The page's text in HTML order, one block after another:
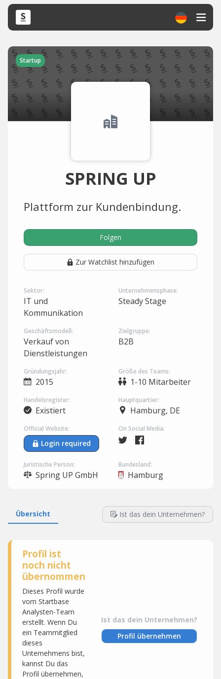
Startup
SPRING UP
Plattform zur Kundenbindung.
Folgen
Zur Watchlist hinzufügen
Sektor:
IT und
Kommunikation
Unternehmensphase:
Steady Stage
Geschäftsmodell:
Verkauf von
Dienstleistungen
Zielgruppe:
B2B
Gründungsjahr:
2015
Größe des Teams:
1-10 Mitarbeiter
Handelsregister:
Existiert
Hauptquartier:
Hamburg, DE
Official Website:
Login required
On Social Media:
Juristische Person:
Spring UP GmbH
Bundesland:
Hamburg
Übersicht Ist das dein Unternehmen?
Profil ist
noch nicht
übernommen
Dieses Profil wurde
vom Startbase
Analysten-Team
erstellt. Wenn Du
ein Teammitglied
dieses
Unternehmens bist,
kannst Du das
Profil übernehmen,
Ist das dein Unternehmen?
Profil übernehmen